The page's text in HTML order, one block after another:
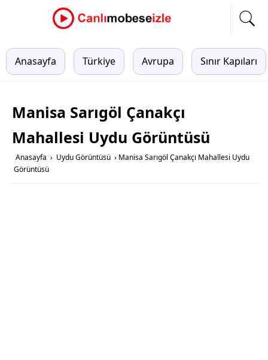
Anasayfa Türkiye Avrupa Sınır Kapıları
Manisa Sarıgöl Çanakçı
Mahallesi Uydu Görüntüsü
Anasayfa › Uydu Görüntüsü › Manisa Sarıgöl Çanakçı Mahallesi Uydu
Görüntüsü